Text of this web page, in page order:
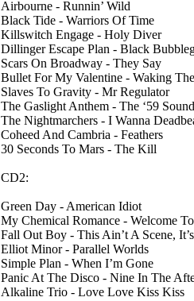
Airbourne - Runnin’ Wild
Black Tide - Warriors Of Time
Killswitch Engage - Holy Diver
Dillinger Escape Plan - Black
Scars On Broadway - They Say
Bullet For My Valentine - Waking
Slaves To Gravity - Mr Regulator
The Gaslight Anthem - The ‘59 Sound
The Nightmarchers - I Wanna
Coheed And Cambria - Feathers
30 Seconds To Mars - The Kill
CD2:
Green Day - American Idiot
My Chemical Romance - Welcome
Fall Out Boy - This Ain’t A Scene,
Elliot Minor - Parallel Worlds
Simple Plan - When I’m Gone
Panic At The Disco - Nine In The
Alkaline Trio - Love Love Kiss Kiss